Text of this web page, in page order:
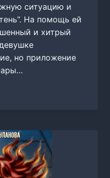
ситуацию и
На помощь ей
и хитрый
но приложение